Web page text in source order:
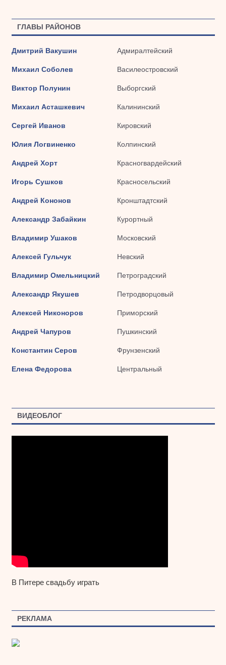
ГЛАВЫ РАЙОНОВ
Дмитрий Вакушин Адмиралтейский
Михаил Соболев Василеостровский
Виктор Полунин Выборгский
Михаил Асташкевич Калининский
Сергей Иванов Кировский
Юлия Логвиненко Колпинский
Андрей Хорт Красногвардейский
Игорь Сушков Красносельский
Андрей Кононов Кронштадтский
Александр Забайкин Курортный
Владимир Ушаков Московский
Алексей Гульчук Невский
Владимир Омельницкий Петроградский
Александр Якушев Петродворцовый
Алексей Никоноров Приморский
Андрей Чапуров Пушкинский
Константин Серов Фрунзенский
Елена Федорова Центральный
ВИДЕОБЛОГ
В Питере свадьбу играть
РЕКЛАМА